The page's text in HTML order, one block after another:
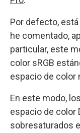
Por defecto,
he comentado,
particular, este
color sRGB
espacio de color
En este modo,
espacio de color
sobresaturados